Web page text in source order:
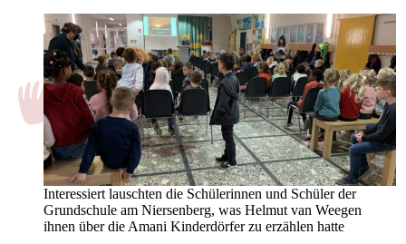
Interessiert lauschten die Schülerinnen und Schüler der
Grundschule am Niersenberg, was Helmut van Weegen
ihnen über die Amani Kinderdörfer zu erzählen hatte